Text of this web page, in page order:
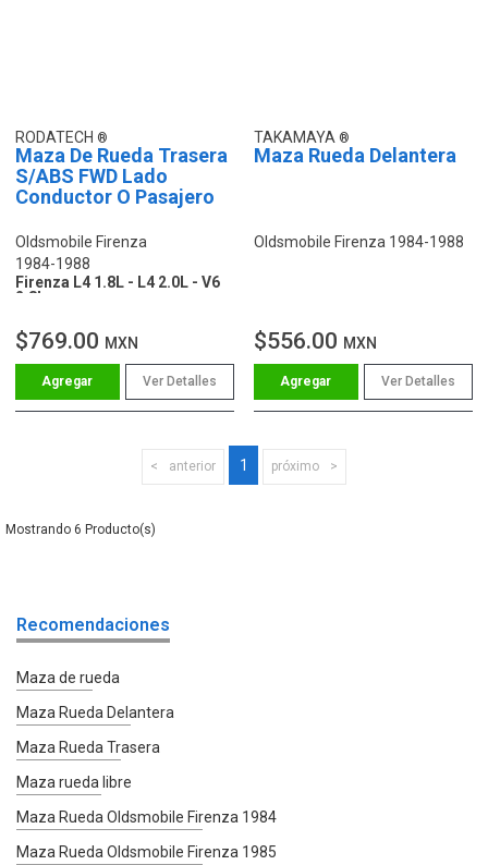
RODATECH
Maza De Rueda Trasera
S/ABS FWD Lado
Conductor O Pasajero
Oldsmobile Firenza
1984-1988
Firenza L4 1.8L - L4 2.0L - V6
2.8L
$769.00 MXN
Ver Detalles
TAKAMAYA
Maza Rueda Delantera
Oldsmobile Firenza 1984-1988
$556.00 MXN
Ver Detalles
anterior 1 próximo
6
Recomendaciones
Maza de rueda
Maza Rueda Delantera
Maza Rueda Trasera
Maza rueda libre
Maza Rueda Oldsmobile Firenza 1984
Maza Rueda Oldsmobile Firenza 1985